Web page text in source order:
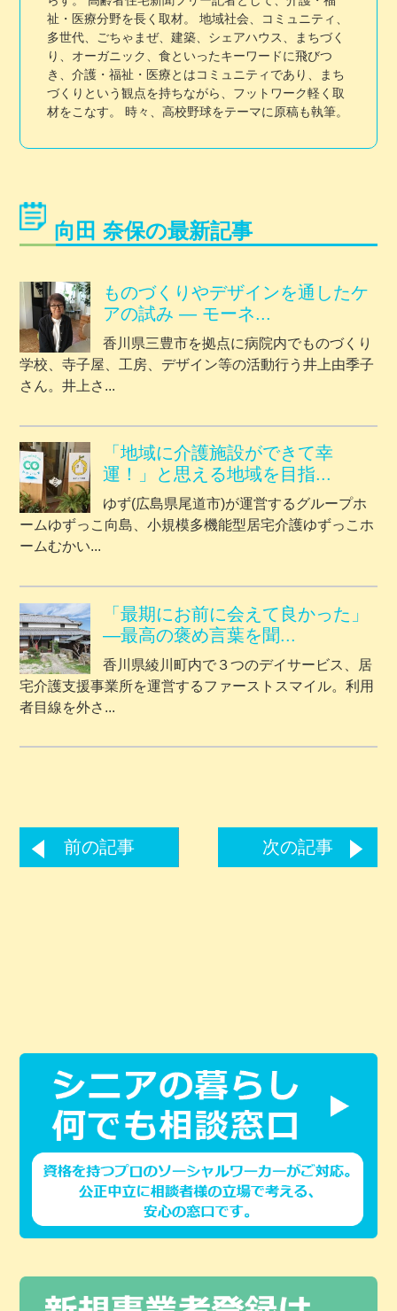
祉・医療分野を長く取材。 地域社会、コミュニティ、
多世代、ごちゃまぜ、建築、シェアハウス、まちづく
り、オーガニック、食といったキーワードに飛びつ
き、介護・福祉・医療とはコミュニティであり、まち
づくりという観点を持ちながら、フットワーク軽く取
材をこなす。 時々、高校野球をテーマに原稿も執筆。
向田 奈保の最新記事
ものづくりやデザインを通したケ
アの試み ― モーネ...
香川県三豊市を拠点に病院内でものづくり
学校、寺子屋、工房、デザイン等の活動行う井上由季子
さん。井上さ...
「地域に介護施設ができて幸
運！」と思える地域を目指...
ゆず(広島県尾道市)が運営するグループホ
ームゆずっこ向島、小規模多機能型居宅介護ゆずっこホ
ームむかい...
「最期にお前に会えて良かった」
―最高の褒め言葉を聞...
香川県綾川町内で３つのデイサービス、居
宅介護支援事業所を運営するファーストスマイル。利用
者目線を外さ...
前の記事 次の記事